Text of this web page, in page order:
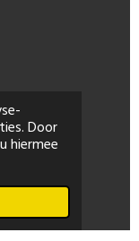
Door
hiermee